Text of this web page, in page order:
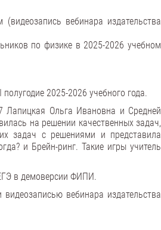
вебинара издательства
по физике в 2025-2026 учебном
2025-2026 учебного года.
Лапицкая Ольга Ивановна и Средней
на решении качественных задач,
задач с решениями и представила
и Брейн-ринг. Такие игры учитель
в демоверсии ФИПИ.
вебинара издательства